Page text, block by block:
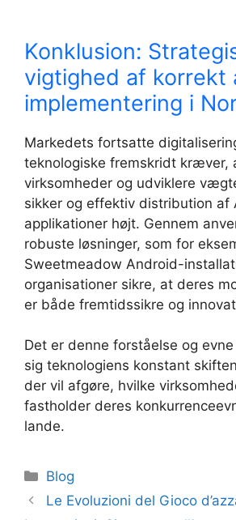
Konklusion:
vigtighed af korrekt
implementering i
Markedets fortsatte
teknologiske fremskridt kræver,
virksomheder og udviklere
sikker og effektiv distribution af
applikationer højt. Gennem
robuste løsninger, som for
Sweetmeadow Android-
organisationer sikre, at deres
er både fremtidssikre og
Det er denne forståelse og
sig teknologiens konstant
der vil afgøre, hvilke
fastholder deres
lande.
Categories
Blog
Le Evoluzioni del Gioco